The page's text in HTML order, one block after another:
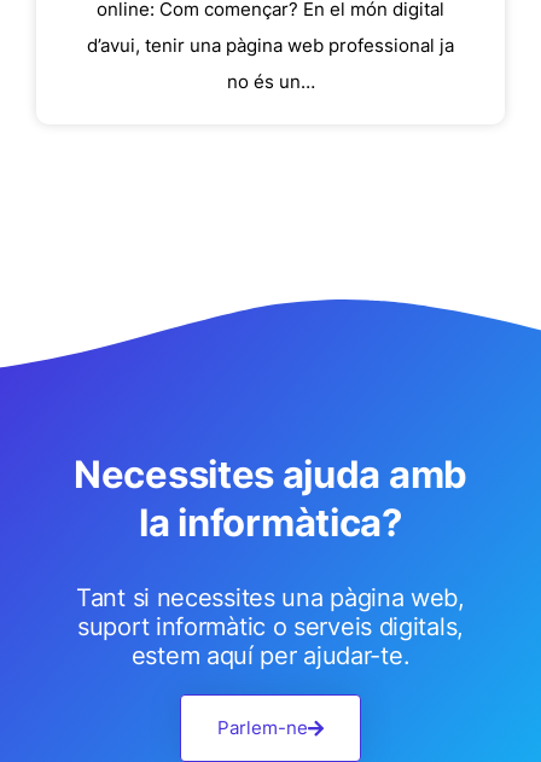
online: Com començar? En el món digital
d’avui, tenir una pàgina web professional ja
no és un…
Necessites ajuda amb
la informàtica?
Tant si necessites una pàgina web,
suport informàtic o serveis digitals,
estem aquí per ajudar-te.
Parlem-ne